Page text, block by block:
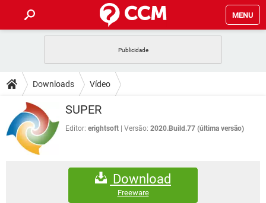
MENU
CELULAR
OUTLOOK
INSTAGRAM GMAIL
GUIA DE COMPRAS
DICAS
JOGOS
CELULAR
OUTLOOK
DOWNLOADS
JOGOS WHATSAPP
CELULAR
EXCEL
GMAIL
FÓRUM
FACEBOOK
EXCEL
WHATSAPP
Downloads Vídeo
SUPER
Editor: erightsoft Versão: 2020.Build.77 (última versão)
Download
Freeware